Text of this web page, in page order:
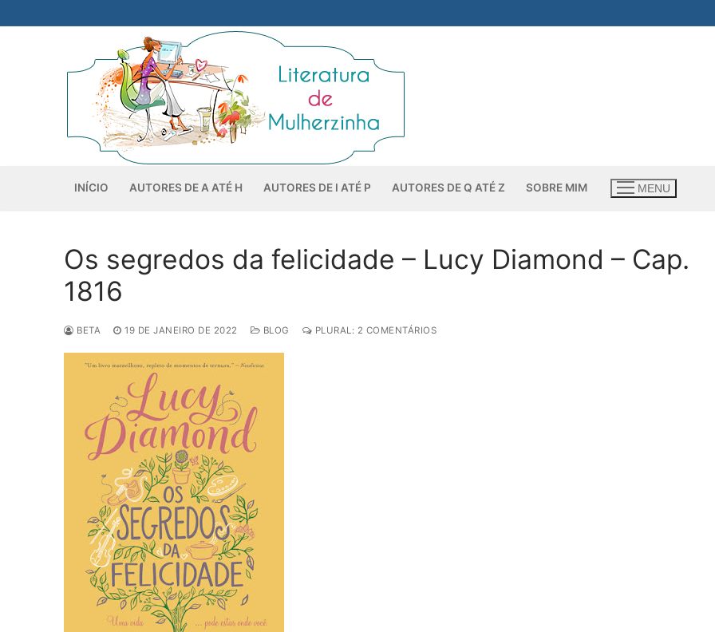
para
INÍCIO AUTORES DE A ATÉ H AUTORES DE I ATÉ P AUTORES DE Q ATÉ Z SOBRE MIM MENU
Os segredos da felicidade – Lucy Diamond – Cap.
1816
BETA 19 DE JANEIRO DE 2022 BLOG PLURAL: 2 COMENTÁRIOS